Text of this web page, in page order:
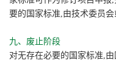
要的国家标准,由技术委员会
九、废止阶段
对无存在必要的国家标准,